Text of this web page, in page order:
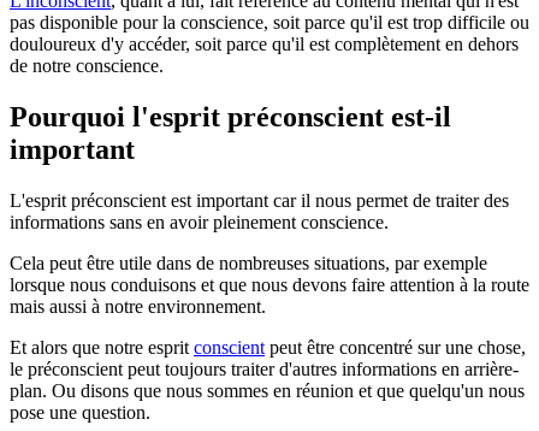
pas disponible pour la conscience, soit parce qu'il est trop difficile ou
douloureux d'y accéder, soit parce qu'il est complètement en dehors
de notre conscience.
Pourquoi l'esprit préconscient est-il
important
L'esprit préconscient est important car il nous permet de traiter des
informations sans en avoir pleinement conscience.
Cela peut être utile dans de nombreuses situations, par exemple
lorsque nous conduisons et que nous devons faire attention à la route
mais aussi à notre environnement.
Et alors que notre esprit conscient peut être concentré sur une chose,
le préconscient peut toujours traiter d'autres informations en arrière-
plan. Ou disons que nous sommes en réunion et que quelqu'un nous
pose une question.